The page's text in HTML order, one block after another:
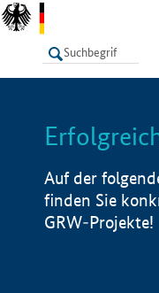
LISTE
Auf der
finden Sie
GRW-Projekte!